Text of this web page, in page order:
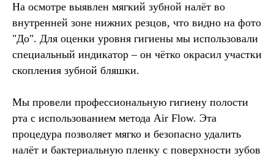
На осмотре выявлен мягкий зубной налёт во
внутренней зоне нижних резцов, что видно на фото
"До". Для оценки уровня гигиены мы использовали
специальный индикатор – он чётко окрасил участки
скопления зубной бляшки.
Мы провели профессиональную гигиену полости
рта с использованием метода Air Flow. Эта
процедура позволяет мягко и безопасно удалить
налёт и бактериальную пленку с поверхности зубов